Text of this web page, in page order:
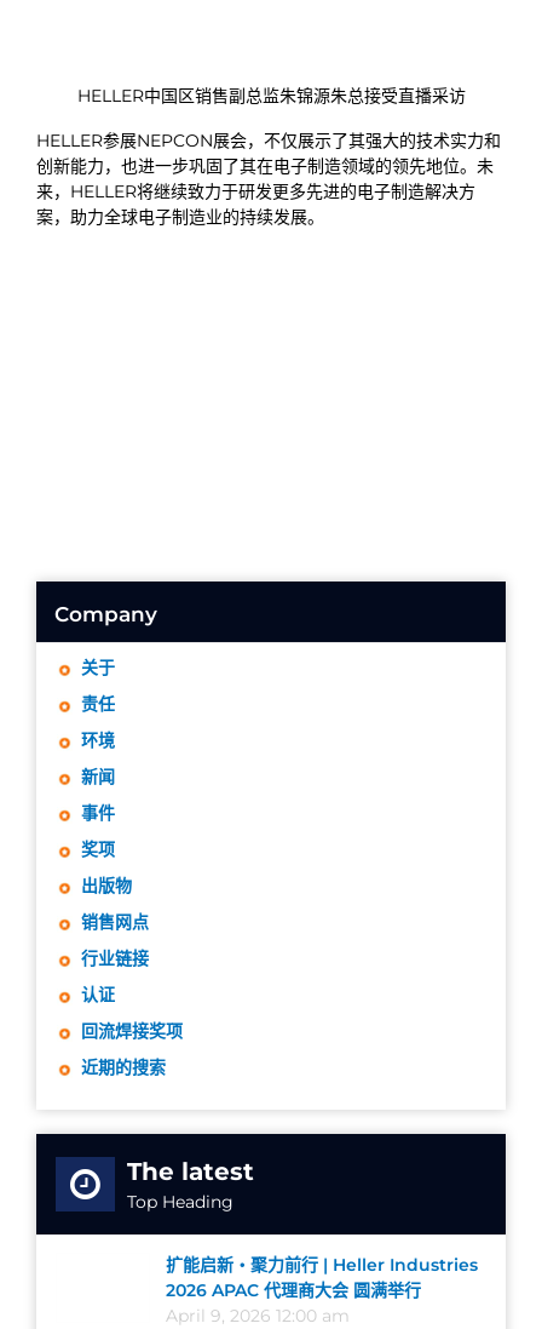
HELLER中国区销售副总监朱锦源朱总接受直播采访
HELLER参展NEPCON展会，不仅展示了其强大的技术实力和
创新能力，也进一步巩固了其在电子制造领域的领先地位。未
来，HELLER将继续致力于研发更多先进的电子制造解决方
案，助力全球电子制造业的持续发展。
Company
关于
责任
环境
新闻
事件
奖项
出版物
销售网点
行业链接
认证
回流焊接奖项
近期的搜索
The latest
Top Heading
扩能启新・聚力前行 | Heller Industries
2026 APAC 代理商大会 圆满举行
April 9, 2026 12:00 am